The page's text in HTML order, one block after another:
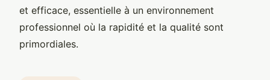
et efficace, essentielle à un environnement
professionnel où la rapidité et la qualité sont
primordiales.